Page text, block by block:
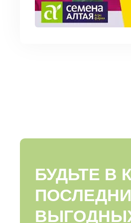
БУДЬТЕ В